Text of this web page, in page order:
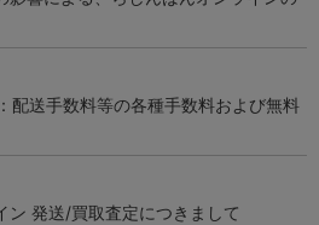
配送手数料等の各種手数料および無料
ン 発送/買取査定につきまして